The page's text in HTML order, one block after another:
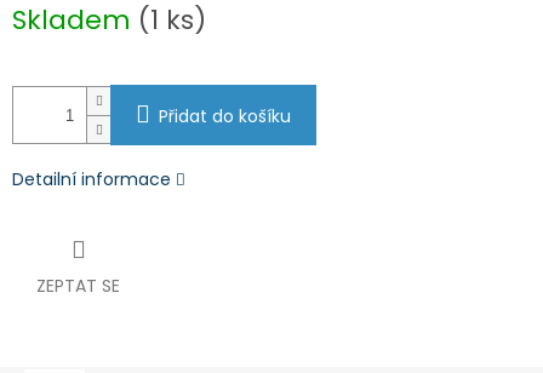
cena:
Skladem (1 ks)
Přidat do košíku
Detailní informace
ZEPTAT SE